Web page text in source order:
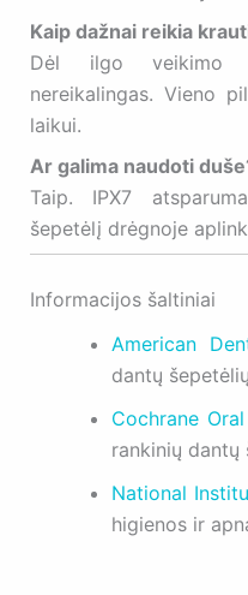
Kaip dažnai reikia
Dėl ilgo veikimo
nereikalingas. Vieno
laikui.
Ar galima naudoti
Taip. IPX7
šepetėlį drėgnoje
Informacijos šaltiniai
American
dantų
Cochrane
rankinių dantų
National
higienos ir